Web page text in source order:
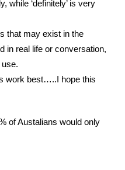
while ‘definitely’ is very
that may exist in the
in real life or conversation,
work best…..I hope this
of Austalians would only